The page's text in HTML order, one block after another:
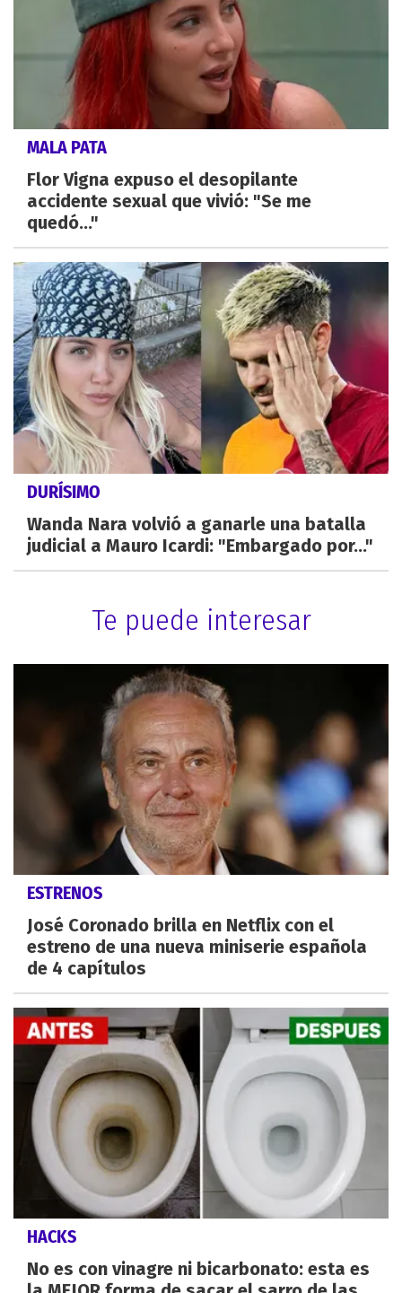
MALA PATA
Flor Vigna expuso el desopilante
accidente sexual que vivió: "Se me
quedó..."
DURÍSIMO
Wanda Nara volvió a ganarle una batalla
judicial a Mauro Icardi: "Embargado por..."
Te puede interesar
ESTRENOS
José Coronado brilla en Netflix con el
estreno de una nueva miniserie española
de 4 capítulos
HACKS
No es con vinagre ni bicarbonato: esta es